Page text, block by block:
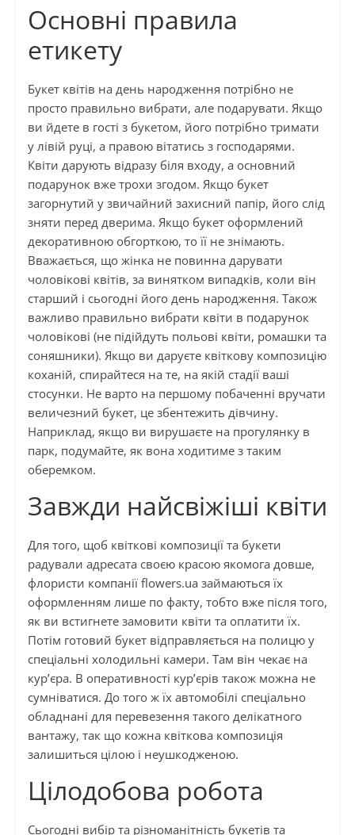
Основні правила
етикету
Букет квітів на день народження потрібно не
просто правильно вибрати, але подарувати. Якщо
ви йдете в гості з букетом, його потрібно тримати
у лівій руці, а правою вітатись з господарями.
Квіти дарують відразу біля входу, а основний
подарунок вже трохи згодом. Якщо букет
загорнутий у звичайний захисний папір, його слід
зняти перед дверима. Якщо букет оформлений
декоративною обгорткою, то її не знімають.
Вважається, що жінка не повинна дарувати
чоловікові квітів, за винятком випадків, коли він
старший і сьогодні його день народження. Також
важливо правильно вибрати квіти в подарунок
чоловікові (не підійдуть польові квіти, ромашки та
соняшники). Якщо ви даруєте квіткову композицію
коханій, спирайтеся на те, на якій стадії ваші
стосунки. Не варто на першому побаченні вручати
величезний букет, це збентежить дівчину.
Наприклад, якщо ви вирушаєте на прогулянку в
парк, подумайте, як вона ходитиме з таким
оберемком.
Завжди найсвіжіші квіти
Для того, щоб квіткові композиції та букети
радували адресата своєю красою якомога довше,
флористи компанії flowers.ua займаються їх
оформленням лише по факту, тобто вже після того,
як ви встигнете замовити квіти та оплатити їх.
Потім готовий букет відправляється на полицю у
спеціальні холодильні камери. Там він чекає на
кур’єра. В оперативності кур’єрів також можна не
сумніватися. До того ж їх автомобілі спеціально
обладнані для перевезення такого делікатного
вантажу, так що кожна квіткова композиція
залишиться цілою і неушкодженою.
Цілодобова робота
Сьогодні вибір та різноманітність букетів та